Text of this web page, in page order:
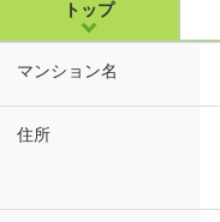
トップ
マンション名
住所